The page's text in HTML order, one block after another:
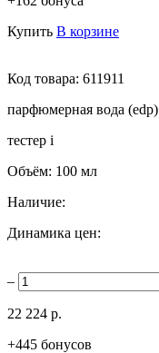
Купить В корзине
Код товара: 611911
парфюмерная вода (edp)
тестер i
Объём: 100 мл
Наличие:
Динамика цен:
–
22 224 р.
+445 бонусов